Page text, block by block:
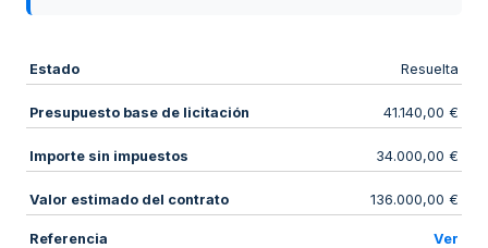
Estado Resuelta
Presupuesto base de licitación 41.140,00 €
Importe sin impuestos 34.000,00 €
Valor estimado del contrato 136.000,00 €
Referencia Ver